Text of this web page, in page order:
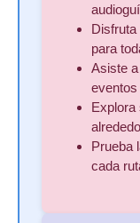
Disfruta
para
Asiste
Explora
Prueba
cada